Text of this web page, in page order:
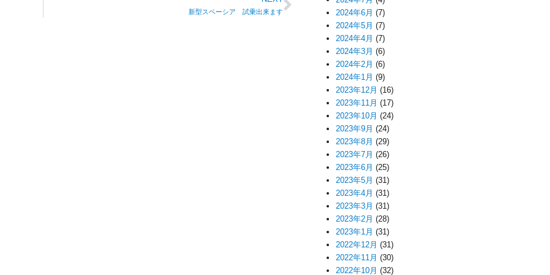
新型スペーシア 試乗出来ます
2024年6月 (7)
2024年5月 (7)
2024年4月 (7)
2024年3月 (6)
2024年2月 (6)
2024年1月 (9)
2023年12月 (16)
2023年11月 (17)
2023年10月 (24)
2023年9月 (24)
2023年8月 (29)
2023年7月 (26)
2023年6月 (25)
2023年5月 (31)
2023年4月 (31)
2023年3月 (31)
2023年2月 (28)
2023年1月 (31)
2022年12月 (31)
2022年11月 (30)
2022年10月 (32)